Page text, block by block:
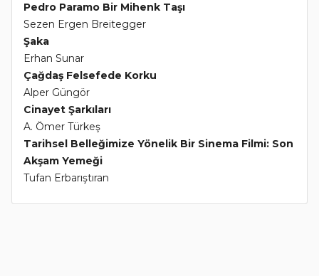
Pedro Paramo Bir Mihenk Taşı
Sezen Ergen Breitegger
Şaka
Erhan Sunar
Çağdaş Felsefede Korku
Alper Güngör
Cinayet Şarkıları
A. Ömer Türkeş
Tarihsel Belleğimize Yönelik Bir Sinema Filmi: Son
Akşam Yemeği
Tufan Erbarıştıran